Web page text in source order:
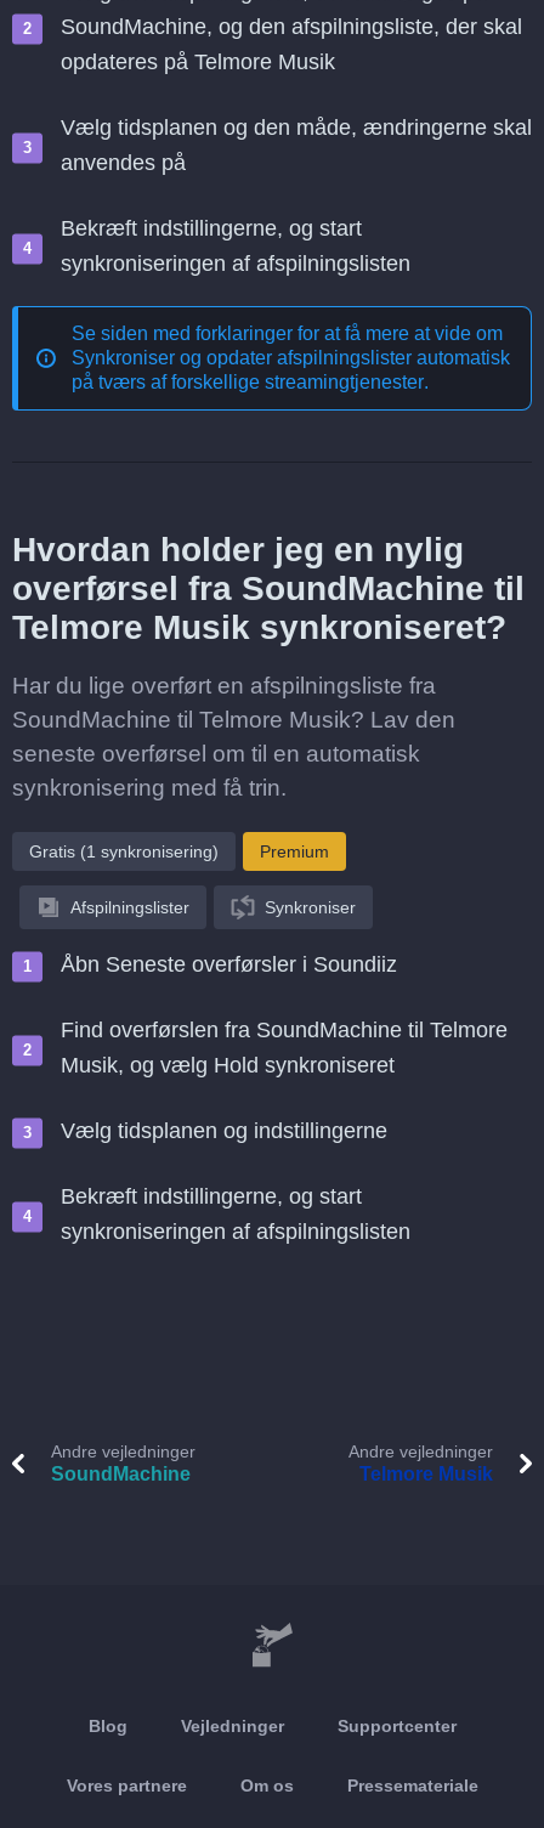
SoundMachine, og den afspilningsliste, der skal
opdateres på Telmore Musik
Vælg tidsplanen og den måde, ændringerne skal
anvendes på
Bekræft indstillingerne, og start
synkroniseringen af afspilningslisten
Se siden med forklaringer for at få mere at vide om
Synkroniser og opdater afspilningslister automatisk
på tværs af forskellige streamingtjenester.
Hvordan holder jeg en nylig
overførsel fra SoundMachine til
Telmore Musik synkroniseret?
Har du lige overført en afspilningsliste fra
SoundMachine til Telmore Musik? Lav den
seneste overførsel om til en automatisk
synkronisering med få trin.
Gratis (1 synkronisering) Premium
Afspilningslister Synkroniser
Åbn Seneste overførsler i Soundiiz
Find overførslen fra SoundMachine til Telmore
Musik, og vælg Hold synkroniseret
Vælg tidsplanen og indstillingerne
Bekræft indstillingerne, og start
synkroniseringen af afspilningslisten
Andre vejledninger
SoundMachine
Andre vejledninger
Telmore Musik
Blog Vejledninger Supportcenter
Vores partnere Om os Pressemateriale